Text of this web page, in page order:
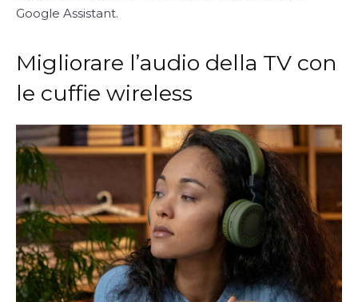
Google Assistant.
Migliorare l’audio della TV con
le cuffie wireless